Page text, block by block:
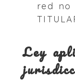
red no
Ley